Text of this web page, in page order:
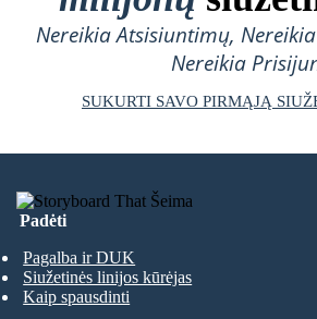
Nereikia Atsisiuntimų,
Nereikia
SUKURTI SAVO PIRMĄJĄ
Padėti
Pagalba ir DUK
Siužetinės linijos kūrėjas
Kaip spausdinti